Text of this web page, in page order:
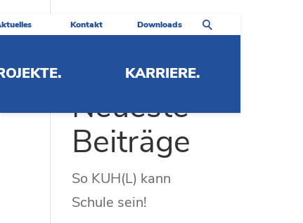
Kontakt Downloads
KARRIERE.
Neueste
Beiträge
So KUH(L) kann
Schule sein!